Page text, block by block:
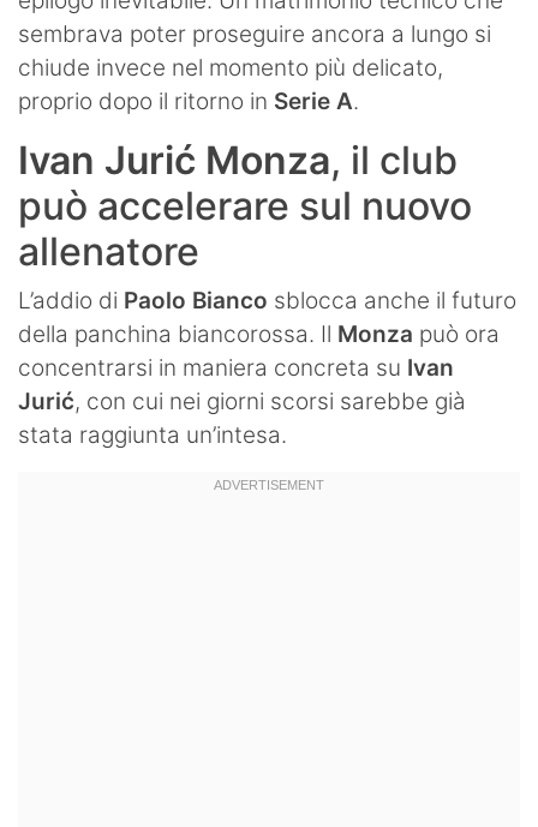
sembrava poter proseguire ancora a lungo si
chiude invece nel momento più delicato,
proprio dopo il ritorno in Serie A.
Ivan Jurić Monza, il club
può accelerare sul nuovo
allenatore
L’addio di Paolo Bianco sblocca anche il futuro
della panchina biancorossa. Il Monza può ora
concentrarsi in maniera concreta su Ivan
Jurić, con cui nei giorni scorsi sarebbe già
stata raggiunta un’intesa.